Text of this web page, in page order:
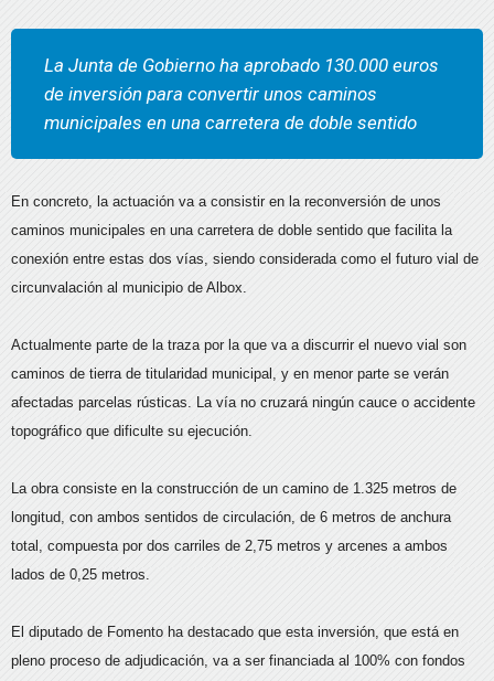
La Junta de Gobierno ha aprobado 130.000 euros
de inversión para convertir unos caminos
municipales en una carretera de doble sentido
En concreto, la actuación va a consistir en la reconversión de unos
caminos municipales en una carretera de doble sentido que facilita la
conexión entre estas dos vías, siendo considerada como el futuro vial de
circunvalación al municipio de Albox.
Actualmente parte de la traza por la que va a discurrir el nuevo vial son
caminos de tierra de titularidad municipal, y en menor parte se verán
afectadas parcelas rústicas. La vía no cruzará ningún cauce o accidente
topográfico que dificulte su ejecución.
La obra consiste en la construcción de un camino de 1.325 metros de
longitud, con ambos sentidos de circulación, de 6 metros de anchura
total, compuesta por dos carriles de 2,75 metros y arcenes a ambos
lados de 0,25 metros.
El diputado de Fomento ha destacado que esta inversión, que está en
pleno proceso de adjudicación, va a ser financiada al 100% con fondos